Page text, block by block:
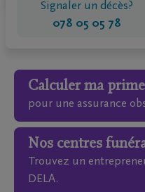
Signaler un décès?
078 05 05 78
Calculer ma prime
pour une assurance
Nos centres
Trouvez un
DELA.